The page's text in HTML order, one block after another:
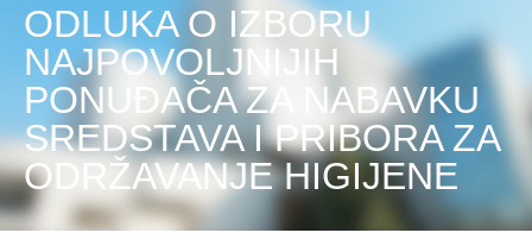
ODLUKA O IZBORU
NAJPOVOLJNIJIH
PONUĐAČA ZA NABAVKU
SREDSTAVA I PRIBORA ZA
ODRŽAVANJE HIGIJENE